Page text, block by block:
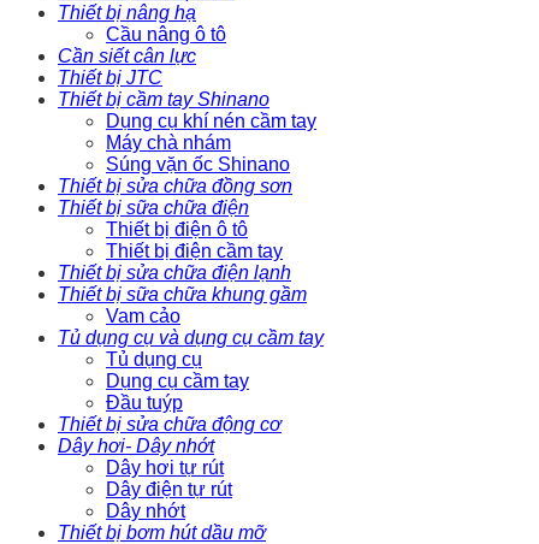
Thiết bị nâng hạ
Cầu nâng ô tô
Cần siết cân lực
Thiết bị JTC
Thiết bị cầm tay Shinano
Dụng cụ khí nén cầm tay
Máy chà nhám
Súng vặn ốc Shinano
Thiết bị sửa chữa đồng sơn
Thiết bị sữa chữa điện
Thiết bị điện ô tô
Thiết bị điện cầm tay
Thiết bị sửa chữa điện lạnh
Thiết bị sữa chữa khung gầm
Vam cảo
Tủ dụng cụ và dụng cụ cầm tay
Tủ dụng cụ
Dụng cụ cầm tay
Đầu tuýp
Thiết bị sửa chữa động cơ
Dây hơi- Dây nhớt
Dây hơi tự rút
Dây điện tự rút
Dây nhớt
Thiết bị bơm hút dầu mỡ